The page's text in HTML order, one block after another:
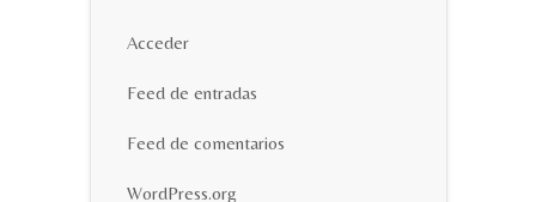
Acceder
Feed de entradas
Feed de comentarios
WordPress.org